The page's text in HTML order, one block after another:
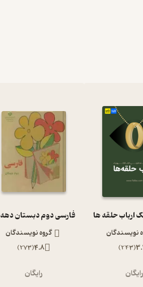
ارباب حلقه ها
نویسندگان
(
243
)
رایگان
فارسی دوم دبستان دهه 60
گروه نویسندگان
4.8
(
273
)
رایگان